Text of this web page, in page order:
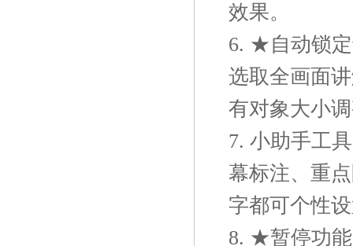
效果。
6. ★自动锁
选取全画面
有对象大小
7. 小助手工
幕标注、重
字都可个性
8. ★暂停功